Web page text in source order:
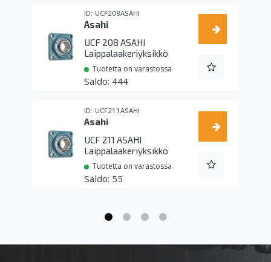
UCF208ASAHI
Asahi
UCF 208 ASAHI
Laippalaakeriyksikkö
Tuotetta on varastossa
444
UCF211ASAHI
Asahi
UCF 211 ASAHI
Laippalaakeriyksikkö
Tuotetta on varastossa
55